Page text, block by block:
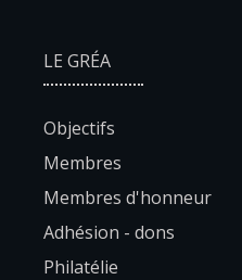
LE GRÉA
Objectifs
Membres
Membres d'honneur
Adhésion - dons
Philatélie